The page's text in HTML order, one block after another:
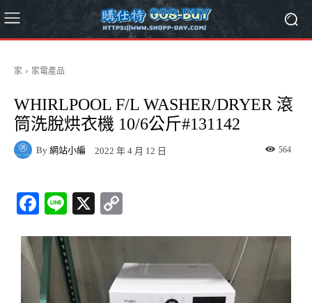
家 家電產品
WHIRLPOOL F/L WASHER/DRYER 滾
筒洗脫烘衣機 10/6公斤#131142
By 網站小編 2022 年 4 月 12 日 564
Fa
bo
ok
Li
X
Li
nk